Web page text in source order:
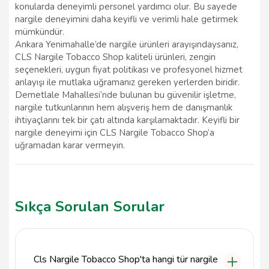
konularda deneyimli personel yardımcı olur. Bu sayede
nargile deneyimini daha keyifli ve verimli hale getirmek
mümkündür.
Ankara Yenimahalle’de nargile ürünleri arayışındaysanız,
CLS Nargile Tobacco Shop kaliteli ürünleri, zengin
seçenekleri, uygun fiyat politikası ve profesyonel hizmet
anlayışı ile mutlaka uğramanız gereken yerlerden biridir.
Demetlale Mahallesi’nde bulunan bu güvenilir işletme,
nargile tutkunlarının hem alışveriş hem de danışmanlık
ihtiyaçlarını tek bir çatı altında karşılamaktadır. Keyifli bir
nargile deneyimi için CLS Nargile Tobacco Shop’a
uğramadan karar vermeyin.
Sıkça Sorulan Sorular
Cls Nargile Tobacco Shop'ta hangi tür nargile